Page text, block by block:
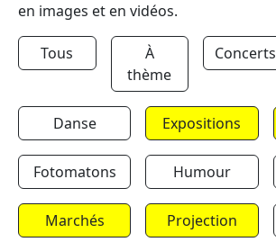
en images et en vidéos.
Tous
À
thème
Concerts
Danse Expositions
Fotomatons Humour
Marchés Projection